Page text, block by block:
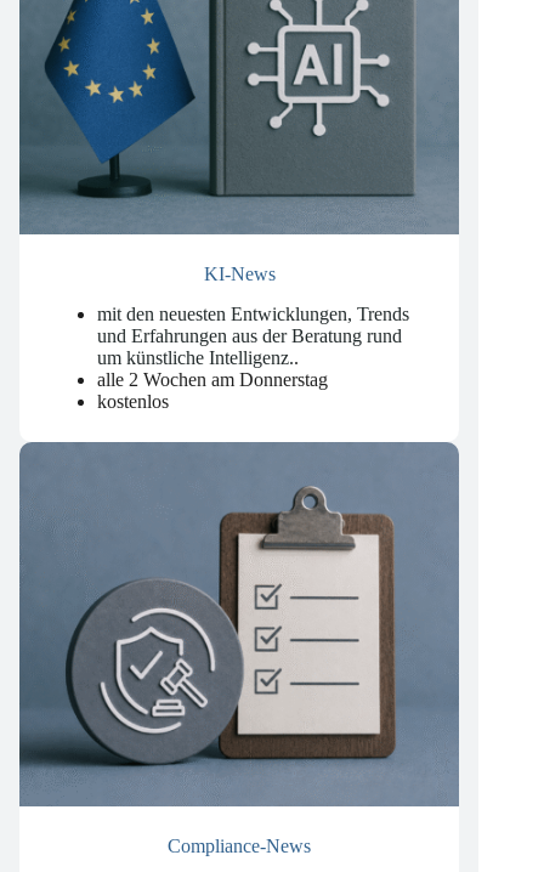
mit den neuesten Entwicklungen, Trends
und Erfahrungen aus der Beratung rund
um künstliche Intelligenz..
alle 2 Wochen am Donnerstag